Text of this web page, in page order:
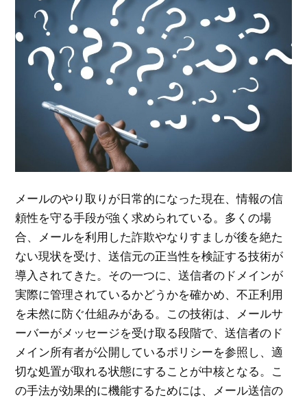
メールのやり取りが日常的になった現在、情報の信
頼性を守る手段が強く求められている。 多くの場
合、メールを利用した詐欺やなりすましが後を絶た
ない現状を受け、送信元の正当性を検証する技術が
導入されてきた。その一つに、送信者のドメインが
実際に管理されているかどうかを確かめ、不正利用
を未然に防ぐ仕組みがある。この技術は、メールサ
ーバーがメッセージを受け取る段階で、送信者のド
メイン所有者が公開しているポリシーを参照し、適
切な処置が取れる状態にすることが中核となる。こ
の手法が効果的に機能するためには、メール送信の